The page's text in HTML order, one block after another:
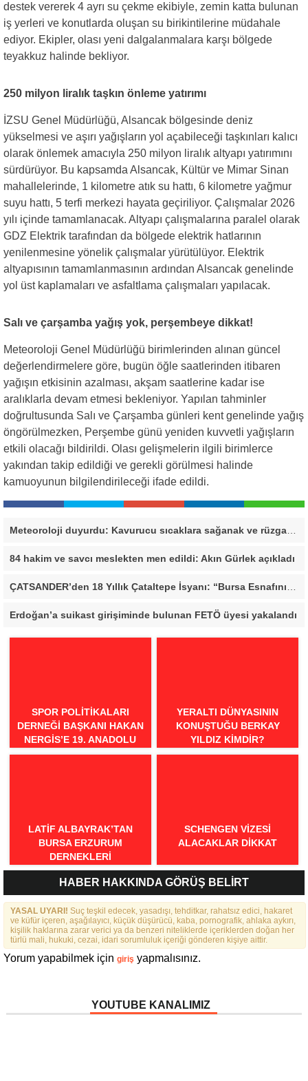
destek vererek 4 ayrı su çekme ekibiyle, zemin katta bulunan
iş yerleri ve konutlarda oluşan su birikintilerine müdahale
ediyor. Ekipler, olası yeni dalgalanmalara karşı bölgede
teyakkuz halinde bekliyor.
250 milyon liralık taşkın önleme yatırımı
İZSU Genel Müdürlüğü, Alsancak bölgesinde deniz
yükselmesi ve aşırı yağışların yol açabileceği taşkınları kalıcı
olarak önlemek amacıyla 250 milyon liralık altyapı yatırımını
sürdürüyor. Bu kapsamda Alsancak, Kültür ve Mimar Sinan
mahallelerinde, 1 kilometre atık su hattı, 6 kilometre yağmur
suyu hattı, 5 terfi merkezi hayata geçiriliyor. Çalışmalar 2026
yılı içinde tamamlanacak. Altyapı çalışmalarına paralel olarak
GDZ Elektrik tarafından da bölgede elektrik hatlarının
yenilenmesine yönelik çalışmalar yürütülüyor. Elektrik
altyapısının tamamlanmasının ardından Alsancak genelinde
yol üst kaplamaları ve asfaltlama çalışmaları yapılacak.
Salı ve çarşamba yağış yok, perşembeye dikkat!
Meteoroloji Genel Müdürlüğü birimlerinden alınan güncel
değerlendirmelere göre, bugün öğle saatlerinden itibaren
yağışın etkisinin azalması, akşam saatlerine kadar ise
aralıklarla devam etmesi bekleniyor. Yapılan tahminler
doğrultusunda Salı ve Çarşamba günleri kent genelinde yağış
öngörülmezken, Perşembe günü yeniden kuvvetli yağışların
etkili olacağı bildirildi. Olası gelişmelerin ilgili birimlerce
yakından takip edildiği ve gerekli görülmesi halinde
kamuoyunun bilgilendirileceği ifade edildi.
Meteoroloji duyurdu: Kavurucu sıcaklara sağanak ve rüzgar arası
84 hakim ve savcı meslekten men edildi: Akın Gürlek açıkladı
Erdoğan’a suikast girişiminde bulunan FETÖ üyesi yakalandı
SPOR POLITIKALARI
DERNEĞI BAŞKANI HAKAN
NERGIS’E 19. ANADOLU
SPOR ÖDÜLLERI’NDE
YERALTI DÜNYASININ
KONUŞTUĞU BERKAY
YILDIZ KIMDIR?
LATIF ALBAYRAK’TAN
BURSA ERZURUM
DERNEKLERI
FEDERASYONU İÇIN 25
MADDELIK BÜYÜK VIZYON:
“DAHA GÜÇLÜ, DAHA ETKIN,
DAHA KAPSAYICI BIR
FEDERASYON İÇIN YOLA
ÇIKTIK”
SCHENGEN VİZESİ
ALACAKLAR DİKKAT
HABER HAKKINDA GÖRÜŞ BELİRT
YASAL UYARI! Suç teşkil edecek, yasadışı, tehditkar, rahatsız edici, hakaret
ve küfür içeren, aşağılayıcı, küçük düşürücü, kaba, pornografik, ahlaka aykırı,
kişilik haklarına zarar verici ya da benzeri niteliklerde içeriklerden doğan her
türlü mali, hukuki, cezai, idari sorumluluk içeriği gönderen kişiye aittir.
Yorum yapabilmek için giriş yapmalısınız.
YOUTUBE KANALIMIZ